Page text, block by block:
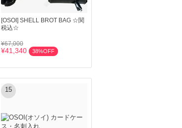
[OSOI] SHELL BROT BAG ☆関
税込☆
¥67,000
¥41,340 38%OFF
15